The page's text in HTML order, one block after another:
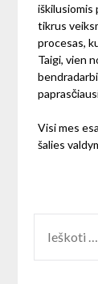
iškilusiomis
tikrus
procesas,
Taigi, vien
Visi mes
šalies